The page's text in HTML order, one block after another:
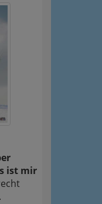
ist mir